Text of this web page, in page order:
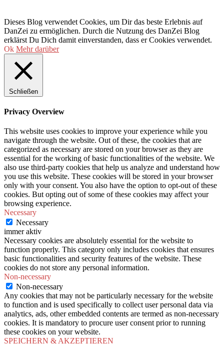
Dieses Blog verwendet Cookies, um Dir das beste Erlebnis auf
DanZei zu ermöglichen. Durch die Nutzung des DanZei Blog
erklärst Du Dich damit einverstanden, dass er Cookies verwendet.
Ok Mehr darüber
Schließen
Privacy Overview
This website uses cookies to improve your experience while you
navigate through the website. Out of these, the cookies that are
categorized as necessary are stored on your browser as they are
essential for the working of basic functionalities of the website. We
also use third-party cookies that help us analyze and understand how
you use this website. These cookies will be stored in your browser
only with your consent. You also have the option to opt-out of these
cookies. But opting out of some of these cookies may affect your
browsing experience.
Necessary
Necessary
immer aktiv
Necessary cookies are absolutely essential for the website to
function properly. This category only includes cookies that ensures
basic functionalities and security features of the website. These
cookies do not store any personal information.
Non-necessary
Non-necessary
Any cookies that may not be particularly necessary for the website
to function and is used specifically to collect user personal data via
analytics, ads, other embedded contents are termed as non-necessary
cookies. It is mandatory to procure user consent prior to running
these cookies on your website.
SPEICHERN & AKZEPTIEREN